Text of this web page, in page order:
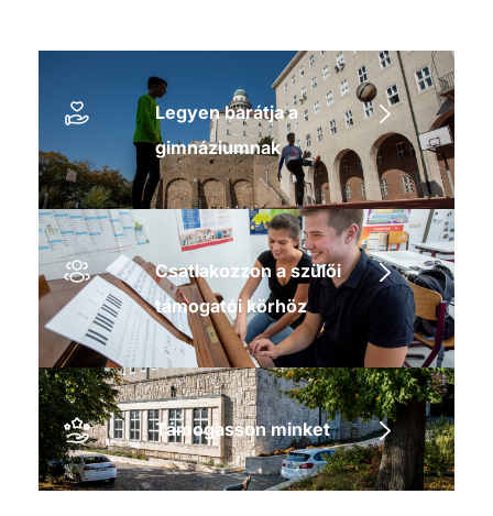
Legyen barátja a
gimnáziumnak
Csatlakozzon a szülői
támogatói körhöz
Támogasson minket